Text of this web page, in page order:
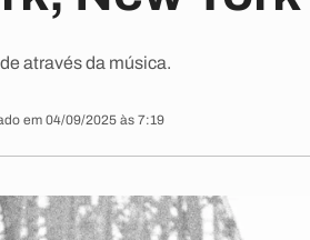
através da música.
em 04/09/2025 às 7:19